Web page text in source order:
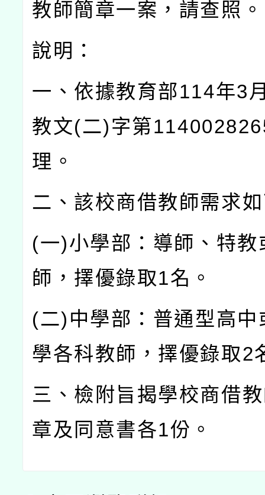
教師簡章一案，請查照。
說明：
一、依據教育部114年3
教文(二)字第
理。
二、該校商借教師需求
(一)小學部：導師、特教
師，擇優錄取1名。
(二) 中學部：普通型高中
學各科教師，擇優錄取2
三、檢附旨揭學校商借
章及同意書各1份。